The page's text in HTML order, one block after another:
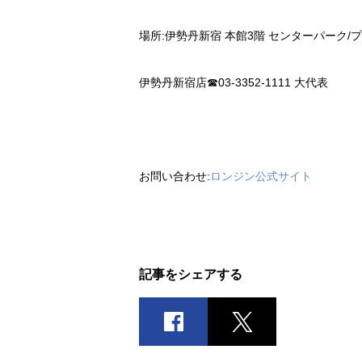
場所:伊勢丹新宿 本館3階 センターパーク/
伊勢丹新宿店☎03-3352-1111 大代表
お問い合わせ:ロンジン公式サイト
記事をシェアする